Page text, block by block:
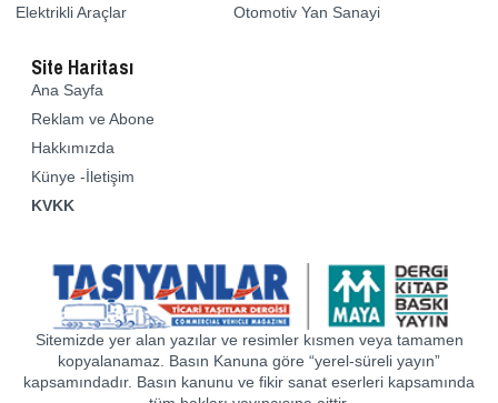
Elektrikli Araçlar
Otomotiv Yan Sanayi
Site Haritası
Ana Sayfa
Reklam ve Abone
Hakkımızda
Künye -İletişim
KVKK
Sitemizde yer alan yazılar ve resimler kısmen veya tamamen
kopyalanamaz. Basın Kanuna göre “yerel-süreli yayın”
kapsamındadır. Basın kanunu ve fikir sanat eserleri kapsamında